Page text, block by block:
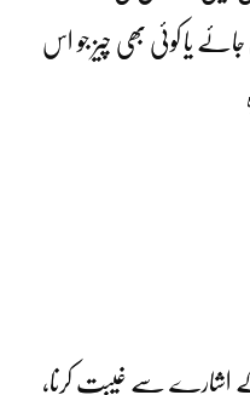
یا کوئی بھی چیز جو اس
کے اشارے سے غیبت کرنا،